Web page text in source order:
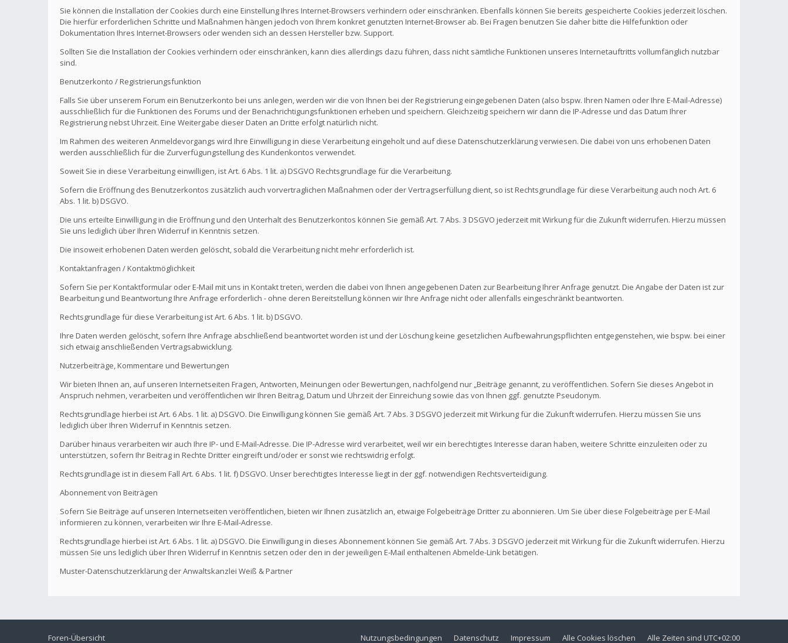
Sie können die Installation der Cookies durch eine Einstellung Ihres Internet-Browsers verhindern oder einschränken. Ebenfalls können Sie bereits gespeicherte Cookies jederzeit löschen.
Die hierfür erforderlichen Schritte und Maßnahmen hängen jedoch von Ihrem konkret genutzten Internet-Browser ab. Bei Fragen benutzen Sie daher bitte die Hilfefunktion oder
Dokumentation Ihres Internet-Browsers oder wenden sich an dessen Hersteller bzw. Support.
Sollten Sie die Installation der Cookies verhindern oder einschränken, kann dies allerdings dazu führen, dass nicht sämtliche Funktionen unseres Internetauftritts vollumfänglich nutzbar
sind.
Benutzerkonto / Registrierungsfunktion
Falls Sie über unserem Forum ein Benutzerkonto bei uns anlegen, werden wir die von Ihnen bei der Registrierung eingegebenen Daten (also bspw. Ihren Namen oder Ihre E-Mail-Adresse)
ausschließlich für die Funktionen des Forums und der Benachrichtigungsfunktionen erheben und speichern. Gleichzeitig speichern wir dann die IP-Adresse und das Datum Ihrer
Registrierung nebst Uhrzeit. Eine Weitergabe dieser Daten an Dritte erfolgt natürlich nicht.
Im Rahmen des weiteren Anmeldevorgangs wird Ihre Einwilligung in diese Verarbeitung eingeholt und auf diese Datenschutzerklärung verwiesen. Die dabei von uns erhobenen Daten
werden ausschließlich für die Zurverfügungstellung des Kundenkontos verwendet.
Soweit Sie in diese Verarbeitung einwilligen, ist Art. 6 Abs. 1 lit. a) DSGVO Rechtsgrundlage für die Verarbeitung.
Sofern die Eröffnung des Benutzerkontos zusätzlich auch vorvertraglichen Maßnahmen oder der Vertragserfüllung dient, so ist Rechtsgrundlage für diese Verarbeitung auch noch Art. 6
Abs. 1 lit. b) DSGVO.
Die uns erteilte Einwilligung in die Eröffnung und den Unterhalt des Benutzerkontos können Sie gemäß Art. 7 Abs. 3 DSGVO jederzeit mit Wirkung für die Zukunft widerrufen. Hierzu müssen
Sie uns lediglich über Ihren Widerruf in Kenntnis setzen.
Die insoweit erhobenen Daten werden gelöscht, sobald die Verarbeitung nicht mehr erforderlich ist.
Kontaktanfragen / Kontaktmöglichkeit
Sofern Sie per Kontaktformular oder E-Mail mit uns in Kontakt treten, werden die dabei von Ihnen angegebenen Daten zur Bearbeitung Ihrer Anfrage genutzt. Die Angabe der Daten ist zur
Bearbeitung und Beantwortung Ihre Anfrage erforderlich - ohne deren Bereitstellung können wir Ihre Anfrage nicht oder allenfalls eingeschränkt beantworten.
Rechtsgrundlage für diese Verarbeitung ist Art. 6 Abs. 1 lit. b) DSGVO.
Ihre Daten werden gelöscht, sofern Ihre Anfrage abschließend beantwortet worden ist und der Löschung keine gesetzlichen Aufbewahrungspflichten entgegenstehen, wie bspw. bei einer
sich etwaig anschließenden Vertragsabwicklung.
Nutzerbeiträge, Kommentare und Bewertungen
Wir bieten Ihnen an, auf unseren Internetseiten Fragen, Antworten, Meinungen oder Bewertungen, nachfolgend nur „Beiträge genannt, zu veröffentlichen. Sofern Sie dieses Angebot in
Anspruch nehmen, verarbeiten und veröffentlichen wir Ihren Beitrag, Datum und Uhrzeit der Einreichung sowie das von Ihnen ggf. genutzte Pseudonym.
Rechtsgrundlage hierbei ist Art. 6 Abs. 1 lit. a) DSGVO. Die Einwilligung können Sie gemäß Art. 7 Abs. 3 DSGVO jederzeit mit Wirkung für die Zukunft widerrufen. Hierzu müssen Sie uns
lediglich über Ihren Widerruf in Kenntnis setzen.
Darüber hinaus verarbeiten wir auch Ihre IP- und E-Mail-Adresse. Die IP-Adresse wird verarbeitet, weil wir ein berechtigtes Interesse daran haben, weitere Schritte einzuleiten oder zu
unterstützen, sofern Ihr Beitrag in Rechte Dritter eingreift und/oder er sonst wie rechtswidrig erfolgt.
Rechtsgrundlage ist in diesem Fall Art. 6 Abs. 1 lit. f) DSGVO. Unser berechtigtes Interesse liegt in der ggf. notwendigen Rechtsverteidigung.
Abonnement von Beiträgen
Sofern Sie Beiträge auf unseren Internetseiten veröffentlichen, bieten wir Ihnen zusätzlich an, etwaige Folgebeiträge Dritter zu abonnieren. Um Sie über diese Folgebeiträge per E-Mail
informieren zu können, verarbeiten wir Ihre E-Mail-Adresse.
Rechtsgrundlage hierbei ist Art. 6 Abs. 1 lit. a) DSGVO. Die Einwilligung in dieses Abonnement können Sie gemäß Art. 7 Abs. 3 DSGVO jederzeit mit Wirkung für die Zukunft widerrufen. Hierzu
müssen Sie uns lediglich über Ihren Widerruf in Kenntnis setzen oder den in der jeweiligen E-Mail enthaltenen Abmelde-Link betätigen.
Muster-Datenschutzerklärung der Anwaltskanzlei Weiß & Partner
Foren-Übersicht Alle Zeiten sind UTC+02:00
Alle Cookies löschen
Impressum
Datenschutz
Nutzungsbedingungen